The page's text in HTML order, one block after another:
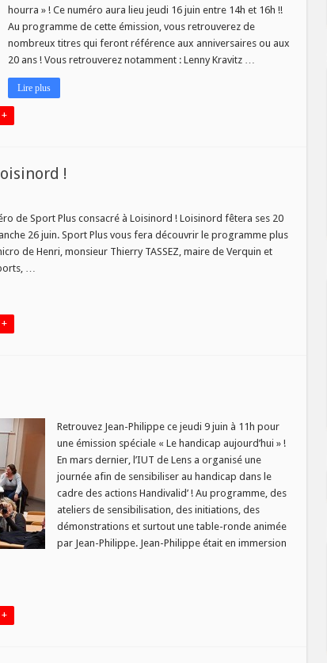
hourra » ! Ce numéro aura lieu jeudi 16 juin entre 14h et 16h !!
Au programme de cette émission, vous retrouverez de
nombreux titres qui feront référence aux anniversaires ou aux
20 ans ! Vous retrouverez notamment : Lenny Kravitz …
Lire plus
!
de Sport Plus consacré à Loisinord ! Loisinord fêtera ses 20
26 juin. Sport Plus vous fera découvrir le programme plus
de Henri, monsieur Thierry TASSEZ, maire de Verquin et
…
Retrouvez Jean-Philippe ce jeudi 9 juin à 11h pour
une émission spéciale « Le handicap aujourd’hui » !
En mars dernier, l’IUT de Lens a organisé une
journée afin de sensibiliser au handicap dans le
cadre des actions Handivalid’ ! Au programme, des
ateliers de sensibilisation, des initiations, des
démonstrations et surtout une table-ronde animée
par Jean-Philippe. Jean-Philippe était en immersion